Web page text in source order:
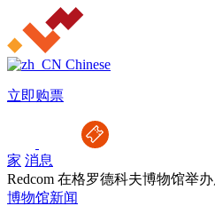
Chinese
立即购票
家 消息
Redcom 在格罗德科夫博物馆举
博物馆新闻